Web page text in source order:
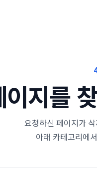
이지를
요청하신 페이지가
아래 카테고리에